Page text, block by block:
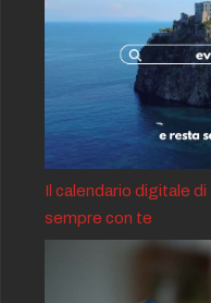
Il calendario digitale di
sempre con te